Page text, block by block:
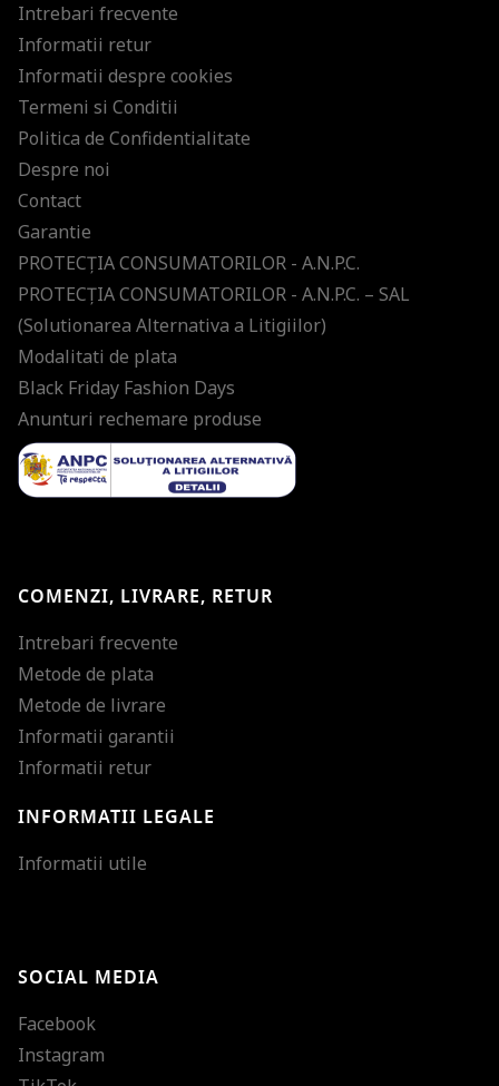
Intrebari frecvente
Informatii retur
Informatii despre cookies
Termeni si Conditii
Politica de Confidentialitate
Despre noi
Contact
Garantie
PROTECŢIA CONSUMATORILOR - A.N.P.C.
PROTECŢIA CONSUMATORILOR - A.N.P.C. – SAL
(Solutionarea Alternativa a Litigiilor)
Modalitati de plata
Black Friday Fashion Days
Anunturi rechemare produse
COMENZI, LIVRARE, RETUR
Intrebari frecvente
Metode de plata
Metode de livrare
Informatii garantii
Informatii retur
INFORMATII LEGALE
Informatii utile
SOCIAL MEDIA
Facebook
Instagram